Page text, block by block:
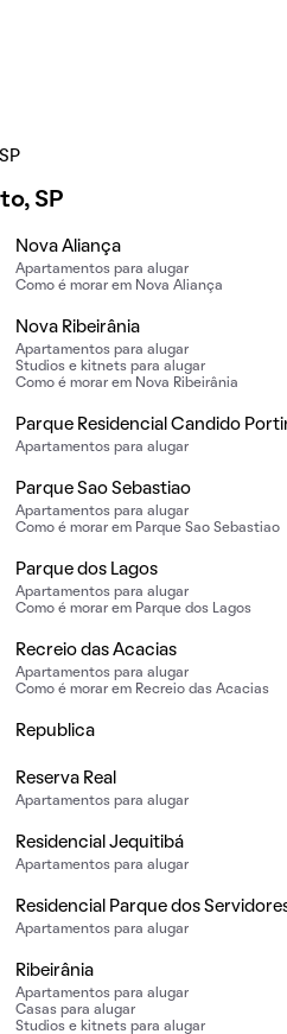
SP
Nova Aliança
Apartamentos para alugar
Como é morar em Nova Aliança
Nova Ribeirânia
Apartamentos para alugar
Studios e kitnets para alugar
Como é morar em Nova Ribeirânia
Parque Residencial Candido
Apartamentos para alugar
Parque Sao Sebastiao
Apartamentos para alugar
Como é morar em Parque Sao Sebastiao
Parque dos Lagos
Apartamentos para alugar
Como é morar em Parque dos Lagos
Recreio das Acacias
Apartamentos para alugar
Como é morar em Recreio das Acacias
Republica
Reserva Real
Apartamentos para alugar
Residencial Jequitibá
Apartamentos para alugar
Residencial Parque dos
Apartamentos para alugar
Ribeirânia
Apartamentos para alugar
Casas para alugar
Studios e kitnets para alugar